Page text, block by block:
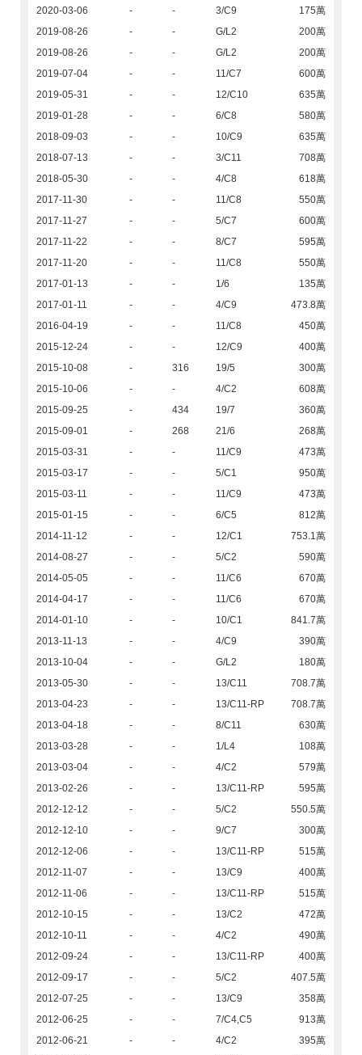
2020-03-06 - - 3/C9
175萬
2019-08-26
- - G/L2
200萬
2019-08-26
- - G/L2
200萬
2019-07-04
- - 11/C7
600萬
2019-05-31
- - 12/C10
635萬
2019-01-28
- - 6/C8
580萬
2018-09-03
- - 10/C9
635萬
2018-07-13
- - 3/C11
708萬
2018-05-30
- - 4/C8
618萬
2017-11-30
- - 11/C8
550萬
2017-11-27
- - 5/C7
600萬
2017-11-22
- - 8/C7
595萬
2017-11-20
- - 11/C8
550萬
2017-01-13
- - 1/6
135萬
2017-01-11
- - 4/C9
473.8萬
2016-04-19
- - 11/C8
450萬
2015-12-24
- - 12/C9
400萬
2015-10-08
- 316 19/5
300萬
2015-10-06
- - 4/C2
608萬
2015-09-25
- 434 19/7
360萬
2015-09-01
- 268 21/6
268萬
2015-03-31
- - 11/C9
473萬
2015-03-17
- - 5/C1
950萬
2015-03-11
- - 11/C9
473萬
2015-01-15
- - 6/C5
812萬
2014-11-12
- - 12/C1
753.1萬
2014-08-27
- - 5/C2
590萬
2014-05-05
- - 11/C6
670萬
2014-04-17
- - 11/C6
670萬
2014-01-10
- - 10/C1
841.7萬
2013-11-13
- - 4/C9
390萬
2013-10-04
- - G/L2
180萬
2013-05-30
- - 13/C11
708.7萬
2013-04-23
- - 13/C11-RP
708.7萬
2013-04-18
- - 8/C11
630萬
2013-03-28
- - 1/L4
108萬
2013-03-04
- - 4/C2
579萬
2013-02-26
- - 13/C11-RP
595萬
2012-12-12
- - 5/C2
550.5萬
2012-12-10
- - 9/C7
300萬
2012-12-06
- - 13/C11-RP
515萬
2012-11-07
- - 13/C9
400萬
2012-11-06
- - 13/C11-RP
515萬
2012-10-15
- - 13/C2
472萬
2012-10-11
- - 4/C2
490萬
2012-09-24
- - 13/C11-RP
400萬
2012-09-17
- - 5/C2
407.5萬
2012-07-25
- - 13/C9
358萬
2012-06-25
- - 7/C4,C5
913萬
2012-06-21
- - 4/C2
395萬